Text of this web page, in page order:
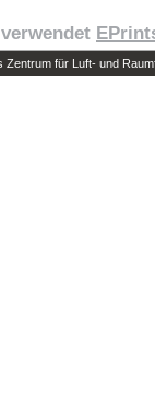
für Luft- und